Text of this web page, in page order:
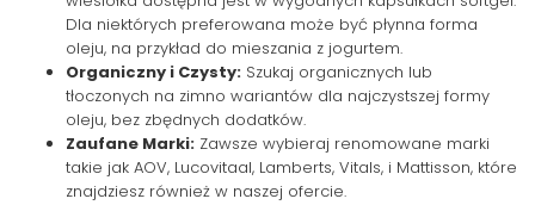
Dla niektórych preferowana może być płynna forma
oleju, na przykład do mieszania z jogurtem.
Organiczny i Czysty: Szukaj organicznych lub
tłoczonych na zimno wariantów dla najczystszej formy
oleju, bez zbędnych dodatków.
Zaufane Marki: Zawsze wybieraj renomowane marki
takie jak AOV, Lucovitaal, Lamberts, Vitals, i Mattisson, które
znajdziesz również w naszej ofercie.